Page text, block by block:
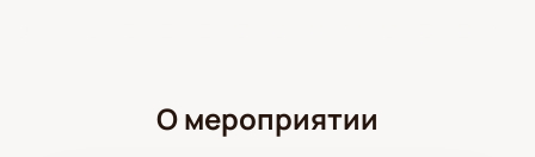
О мероприятии